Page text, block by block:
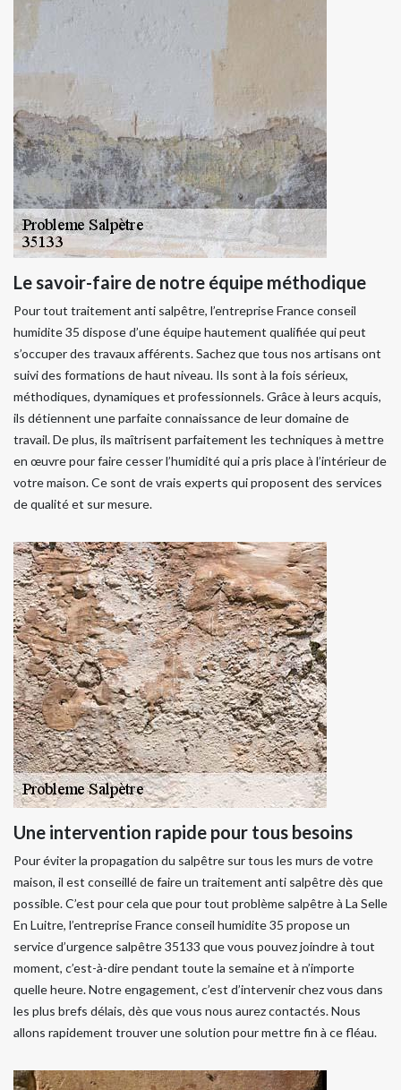
Le savoir-faire de notre équipe méthodique
Pour tout traitement anti salpêtre, l’entreprise France conseil
humidite 35 dispose d’une équipe hautement qualifiée qui peut
s’occuper des travaux afférents. Sachez que tous nos artisans ont
suivi des formations de haut niveau. Ils sont à la fois sérieux,
méthodiques, dynamiques et professionnels. Grâce à leurs acquis,
ils détiennent une parfaite connaissance de leur domaine de
travail. De plus, ils maîtrisent parfaitement les techniques à mettre
en œuvre pour faire cesser l’humidité qui a pris place à l’intérieur de
votre maison. Ce sont de vrais experts qui proposent des services
de qualité et sur mesure.
Une intervention rapide pour tous besoins
Pour éviter la propagation du salpêtre sur tous les murs de votre
maison, il est conseillé de faire un traitement anti salpêtre dès que
possible. C’est pour cela que pour tout problème salpêtre à La Selle
En Luitre, l’entreprise France conseil humidite 35 propose un
service d’urgence salpêtre 35133 que vous pouvez joindre à tout
moment, c’est-à-dire pendant toute la semaine et à n’importe
quelle heure. Notre engagement, c’est d’intervenir chez vous dans
les plus brefs délais, dès que vous nous aurez contactés. Nous
allons rapidement trouver une solution pour mettre fin à ce fléau.